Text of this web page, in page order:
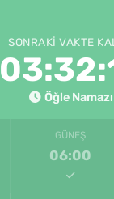
SONRAKI VAKTE
Öğle Namazı
GÜNEŞ
06:00